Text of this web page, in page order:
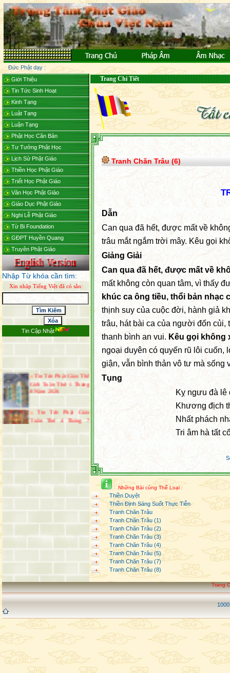
Đức Phật dạy :
Giới Thiệu
Tin Tức Sinh Hoạt
Kinh Tạng
Luật Tạng
Luận Tạng
Phật Học Căn Bản
Tư Tưởng Phật Học
Lịch Sử Phật Giáo
Thiền Học Phật Giáo
Triết Học Phật Giáo
Văn Học Phật Giáo
Giáo Dục Phật Giáo
Nghi Lễ Phật Giáo
Từ Bi Foundation
GĐPT Huyền Quang
Truyên Phật Giáo
Nhập Từ khóa cần tìm:
Xin nhập Tiếng Việt đã có sẳn:
Tin Cập Nhật
Tin Tức Phật Giáo Thế
Giới Tuần Thứ 1 Tháng
8 Năm 2026
Tuần Thứ 4 Tháng 7
Năm 2026
Giới Tuần Thứ 3 Tháng
Lan Báo Hiếu Năm 2026
Tin Tức Phật Giáo Thế
7 Năm 2026
Giới Tuần Thứ 4 Tháng
Giới Tuần Thứ 3 Tháng
Tin Tức Phật Giáo Thế
Giới Tuần Thứ 1 Tháng
6 Năm 2026
Tin Tức Phật Giáo Thế
Trang Chi Tiết
Tranh Chăn Trâu (6)
Dẫn
Can qua đã hết, được mất về
trâu mắt ngắm trời mây. Kêu gọi
Giảng Giải
Can qua đã hết, được mất về
mất không còn quan tâm, vì thấy
khúc ca ông tiều, thổi bản nhạc
thịnh suy của cuộc đời, hành giả
trâu, hát bài ca của người đốn
thanh bình an vui. Kêu gọi không
ngoại duyên có quyến rũ lôi cuốn,
giận, vẫn bình thản vô tư mà sống
Tụng
Kỵ ngưu đà lê
Khương địch
Nhất phách
Tri âm hà tất
Những Bài cùng Thể Loại :
Thiền Duyệt
Thiền Định Sáng Suốt Thực Tiễn
Tranh Chăn Trâu
Tranh Chăn Trâu (1)
Tranh Chăn Trâu (2)
Tranh Chăn Trâu (3)
Tranh Chăn Trâu (4)
Tranh Chăn Trâu (5)
Tranh Chăn Trâu (7)
Tranh Chăn Trâu (8)
Trang